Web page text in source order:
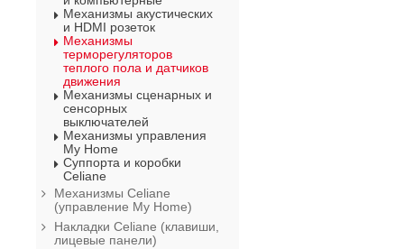
Механизмы акустических
и HDMI розеток
Механизмы
терморегуляторов
теплого пола и датчиков
движения
Механизмы сценарных и
сенсорных
выключателей
Механизмы управления
My Home
Суппорта и коробки
Celiane
Механизмы Celiane
(управление My Home)
Накладки Celiane (клавиши,
лицевые панели)